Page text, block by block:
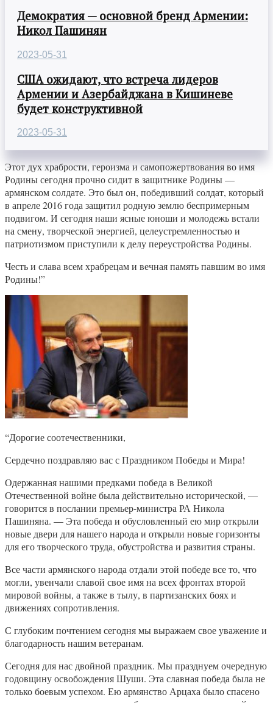
Демократия — основной бренд Армении:
Никол Пашинян
2023-05-31
США ожидают, что встреча лидеров
Армении и Азербайджана в Кишиневе
будет конструктивной
2023-05-31
Этот дух храбрости, героизма и самопожертвования во имя
Родины сегодня прочно сидит в защитнике Родины —
армянском солдате. Это был он, победивший солдат, который
в апреле 2016 года защитил родную землю беспримерным
подвигом. И сегодня наши ясные юноши и молодежь встали
на смену, творческой энергией, целеустремленностью и
патриотизмом приступили к делу переустройства Родины.
Честь и слава всем храбрецам и вечная память павшим во имя
Родины!”
“Дорогие соотечественники,
Сердечно поздравляю вас с Праздником Победы и Мира!
Одержанная нашими предками победа в Великой
Отечественной войне была действительно исторической, —
говорится в послании премьер-министра РА Никола
Пашиняна. — Эта победа и обусловленный ею мир открыли
новые двери для нашего народа и открыли новые горизонты
для его творческого труда, обустройства и развития страны.
Все части армянского народа отдали этой победе все то, что
могли, увенчали славой свое имя на всех фронтах второй
мировой войны, а также в тылу, в партизанских боях и
движениях сопротивления.
С глубоким почтением сегодня мы выражаем свое уважение и
благодарность нашим ветеранам.
Сегодня для нас двойной праздник. Мы празднуем очередную
годовщину освобождения Шуши. Эта славная победа была не
только боевым успехом. Ею армянство Арцаха было спасено